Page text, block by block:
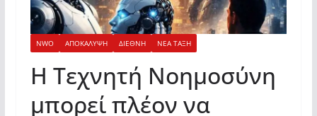
NWO ΑΠΟΚΑΛΥΨΗ ΔΙΕΘΝΗ ΝΕΑ ΤΑΞΗ
Η Τεχνητή Νοημοσύνη
μπορεί πλέον να